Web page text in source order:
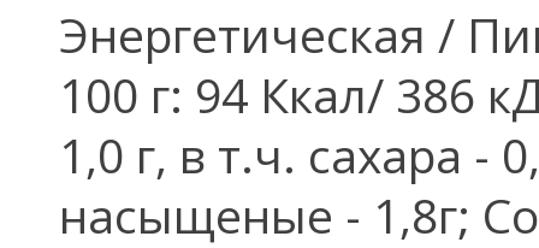
Энергетическая /
100 г: 94 Ккал/ 386
1,0 г, в т.ч. сахара -
насыщеные - 1,8г;